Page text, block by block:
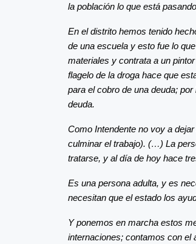
la población lo que está
En el distrito hemos tenido
de una escuela y esto fue lo
materiales y contrata a un
flagelo de la droga hace que
para el cobro de una deuda;
deuda.
Como Intendente no voy a
culminar el trabajo). (…) La
tratarse, y al día de hoy hace
Es una persona adulta, y es
necesitan que el estado los
Y ponemos en marcha estos
internaciones; contamos con el